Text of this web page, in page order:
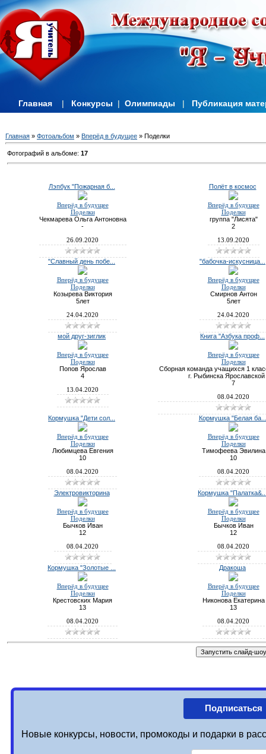
Главная | Конкурсы | Олимпиады | Публикация
Главная » Фотоальбом » Вперёд в будущее » Поделки
Фотографий в альбоме: 17
Лэпбук "Пожарная б...
Вперёд в будущее
Поделки
Чекмарева Ольга Антоновна
-
26.09.2020
Полёт в космос
Вперёд в будущее
Поделки
группа "Лисята"
2
13.09.2020
"Славный день побе...
Вперёд в будущее
Поделки
Козырева Виктория
5лет
24.04.2020
"бабочка-искусница...
Вперёд в будущее
Поделки
Смирнов Антон
5лет
24.04.2020
мой друг-зиглик
Вперёд в будущее
Поделки
Попов Ярослав
4
13.04.2020
Книга "Азбука проф...
Вперёд в будущее
Поделки
Сборная команда учащихся 1
г. Рыбинска Ярославской
7
08.04.2020
Кормушка "Дети сол...
Вперёд в будущее
Поделки
Любимцева Евгения
10
08.04.2020
Кормушка "Белая ба...
Вперёд в будущее
Поделки
Тимофеева Эвилина
10
08.04.2020
Электровикторина
Вперёд в будущее
Поделки
Бычков Иван
12
08.04.2020
Кормушка
Вперёд в будущее
Поделки
Бычков Иван
12
08.04.2020
Кормушка "Золотые ...
Вперёд в будущее
Поделки
Крестовских Мария
13
08.04.2020
Дракоша
Вперёд в будущее
Поделки
Никонова Екатерина
13
08.04.2020
Подписаться
Новые конкурсы, новости, промокоды и подарки в